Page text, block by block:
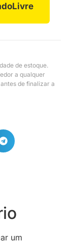
de estoque.
a qualquer
de finalizar a
um